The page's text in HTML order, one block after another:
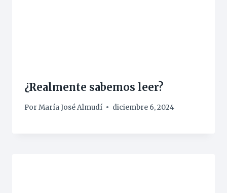
¿Realmente sabemos leer?
Por María José Almudí diciembre 6, 2024